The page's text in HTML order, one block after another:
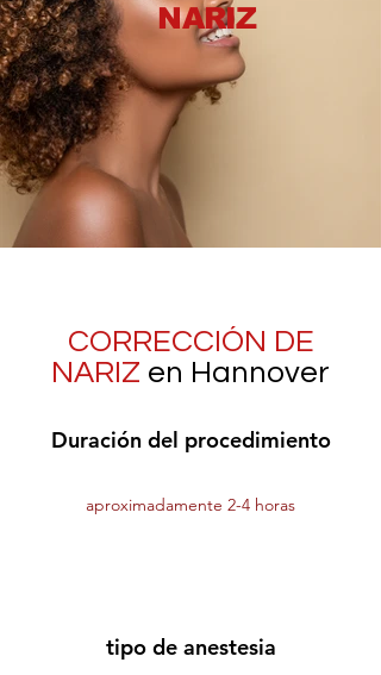
NARIZ
CORRECCIÓN DE
NARIZ en Hannover
Duración del procedimiento
aproximadamente 2-4 horas
tipo de anestesia